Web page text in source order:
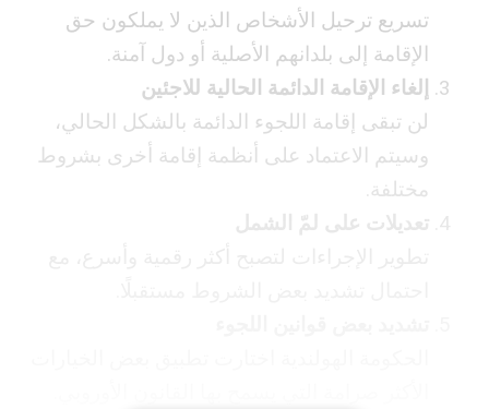
تسريع ترحيل الأشخاص الذين لا يملكون حق
الإقامة إلى بلدانهم الأصلية أو دول آمنة.
إلغاء الإقامة الدائمة الحالية للاجئين
لن تبقى إقامة اللجوء الدائمة بالشكل الحالي،
وسيتم الاعتماد على أنظمة إقامة أخرى بشروط
مختلفة.
تعديلات على لمّ الشمل